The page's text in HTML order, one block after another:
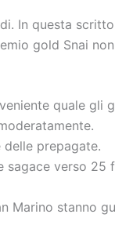
In questa
gold Snai
quale gli
prepagate.
verso
stanno